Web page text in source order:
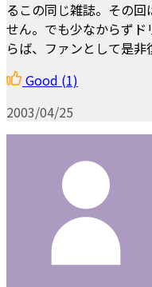
るこの同じ雑誌。その
せん。でも少なからず
らば、ファンとして是
Good (1)
2003/04/25